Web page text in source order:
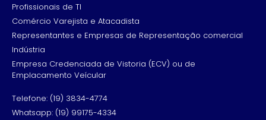
Profissionais de TI
Comércio Varejista e Atacadista
Representantes e Empresas de Representação comercial
Indústria
Empresa Credenciada de Vistoria (ECV) ou de
Emplacamento Veícular
Telefone: (19) 3834-4774
Whatsapp: (19) 99175-4334